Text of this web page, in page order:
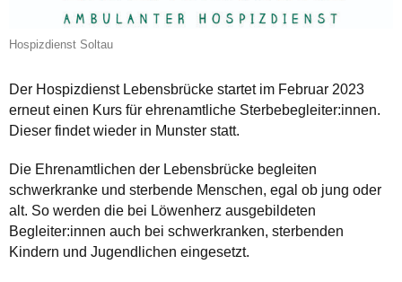
Hospizdienst Soltau
Der Hospizdienst Lebensbrücke startet im Februar 2023
erneut einen Kurs für ehrenamtliche Sterbebegleiter:innen.
Dieser findet wieder in Munster statt.
Die Ehrenamtlichen der Lebensbrücke begleiten
schwerkranke und sterbende Menschen, egal ob jung oder
alt. So werden die bei Löwenherz ausgebildeten
Begleiter:innen auch bei schwerkranken, sterbenden
Kindern und Jugendlichen eingesetzt.